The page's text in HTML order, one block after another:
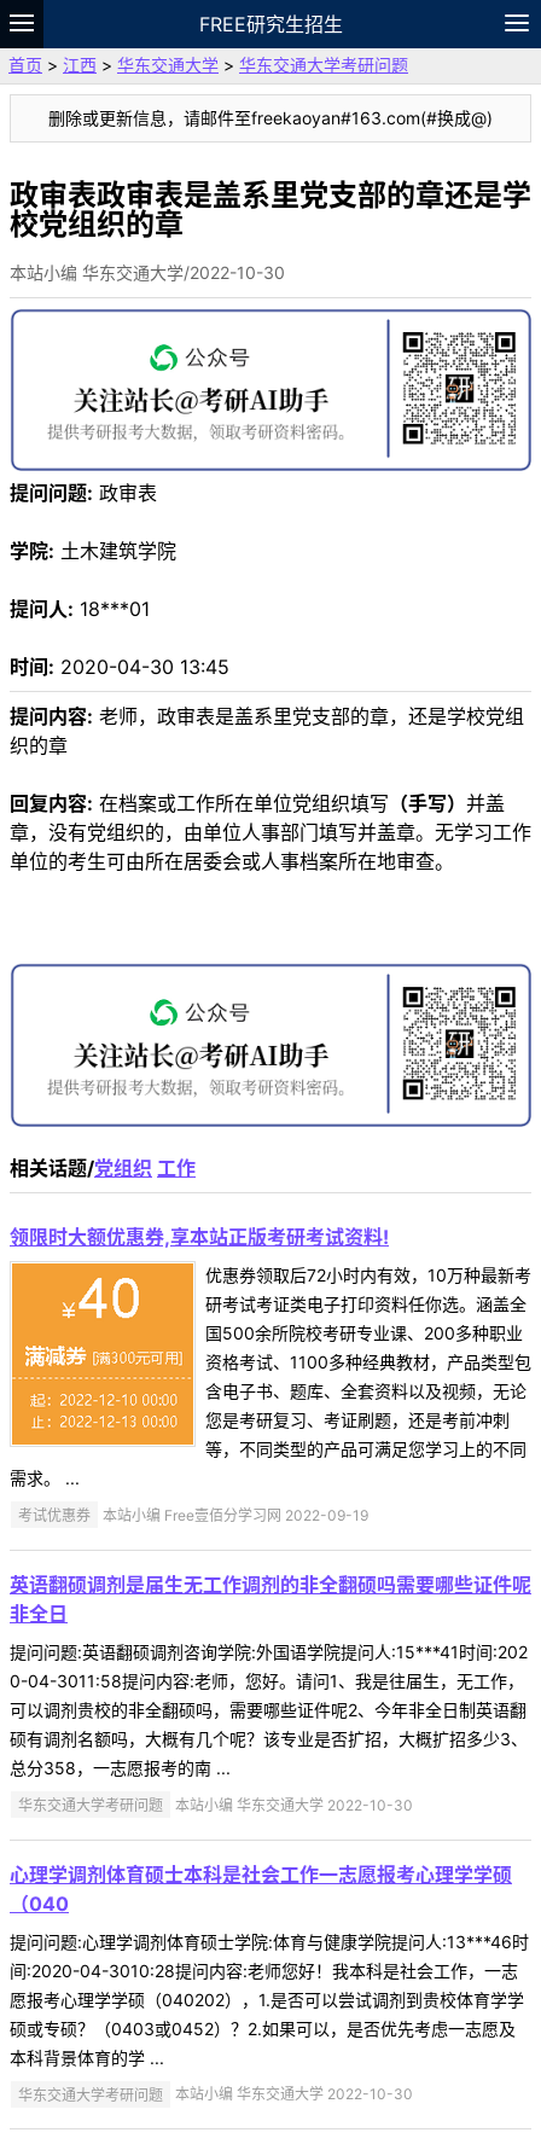
FREE研究生招生
题库
故事 专题 APP 笔记
论坛
VIP
资料
首页 > 江西 > 华东交通大学 > 华东交通大学考研问题
删除或更新信息，请邮件至freekaoyan#163.com(#换成@)
政审表政审表是盖系里党支部的章还是学
校党组织的章
本站小编 华东交通大学/2022-10-30
提问问题: 政审表
学院: 土木建筑学院
提问人: 18***01
时间: 2020-04-30 13:45
提问内容: 老师，政审表是盖系里党支部的章，还是学校党组
织的章
回复内容: 在档案或工作所在单位党组织填写 （手写） 并盖
章，没有党组织的，由单位人事部门填写并盖章。无学习工作
单位的考生可由所在居委会或人事档案所在地审查。
相关话题/党组织 工作
领限时大额优惠券,享本站正版考研考试资料!
优惠券领取后72小时内有效，10万种最新考
研考试考证类电子打印资料任你选。涵盖全
国500余所院校考研专业课、200多种职业
资格考试、1100多种经典教材，产品类型包
含电子书、题库、全套资料以及视频，无论
您是考研复习、考证刷题，还是考前冲刺
等，不同类型的产品可满足您学习上的不同
需求。 ...
考试优惠券 本站小编 Free壹佰分学习网 2022-09-19
英语翻硕调剂是届生无工作调剂的非全翻硕吗需要哪些证件呢
非全日
提问问题:英语翻硕调剂咨询学院:外国语学院提问人:15***41时间:202
0-04-3011:58提问内容:老师，您好。请问1、我是往届生，无工作，
可以调剂贵校的非全翻硕吗，需要哪些证件呢2、今年非全日制英语翻
硕有调剂名额吗，大概有几个呢？该专业是否扩招，大概扩招多少3、
总分358，一志愿报考的南 ...
华东交通大学考研问题 本站小编 华东交通大学 2022-10-30
心理学调剂体育硕士本科是社会工作一志愿报考心理学学硕
（040
提问问题:心理学调剂体育硕士学院:体育与健康学院提问人:13***46时
间:2020-04-3010:28提问内容:老师您好！我本科是社会工作，一志
愿报考心理学学硕（040202），1.是否可以尝试调剂到贵校体育学学
硕或专硕？（0403或0452）？2.如果可以，是否优先考虑一志愿及
本科背景体育的学 ...
华东交通大学考研问题 本站小编 华东交通大学 2022-10-30